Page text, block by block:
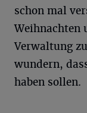
schon mal
Weihnachten
Verwaltung
wundern,
haben sollen.